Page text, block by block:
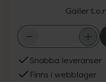
Gäller
Snabba leveranser
Finns i webblager